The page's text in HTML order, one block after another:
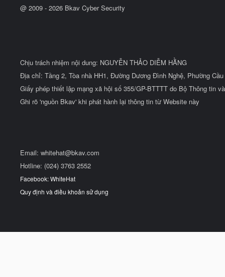
@ 2009 - 2026 Bkav Cyber Security
Chịu trách nhiệm nội dung: NGUYỄN THẢO DIỄM HẰNG
Địa chỉ: Tầng 2, Tòa nhà HH1, Đường Dương Đình Nghệ, Phường
Giấy phép thiết lập mạng xã hội số 355/GP-BTTTT do Bộ Thông tin
Ghi rõ 'nguồn Bkav' khi phát hành lại thông tin từ Website này
Email: whitehat@bkav.com
Hotline: (024) 3763 2552
Facebook: WhiteHat
Quy định và điều khoản sử dụng